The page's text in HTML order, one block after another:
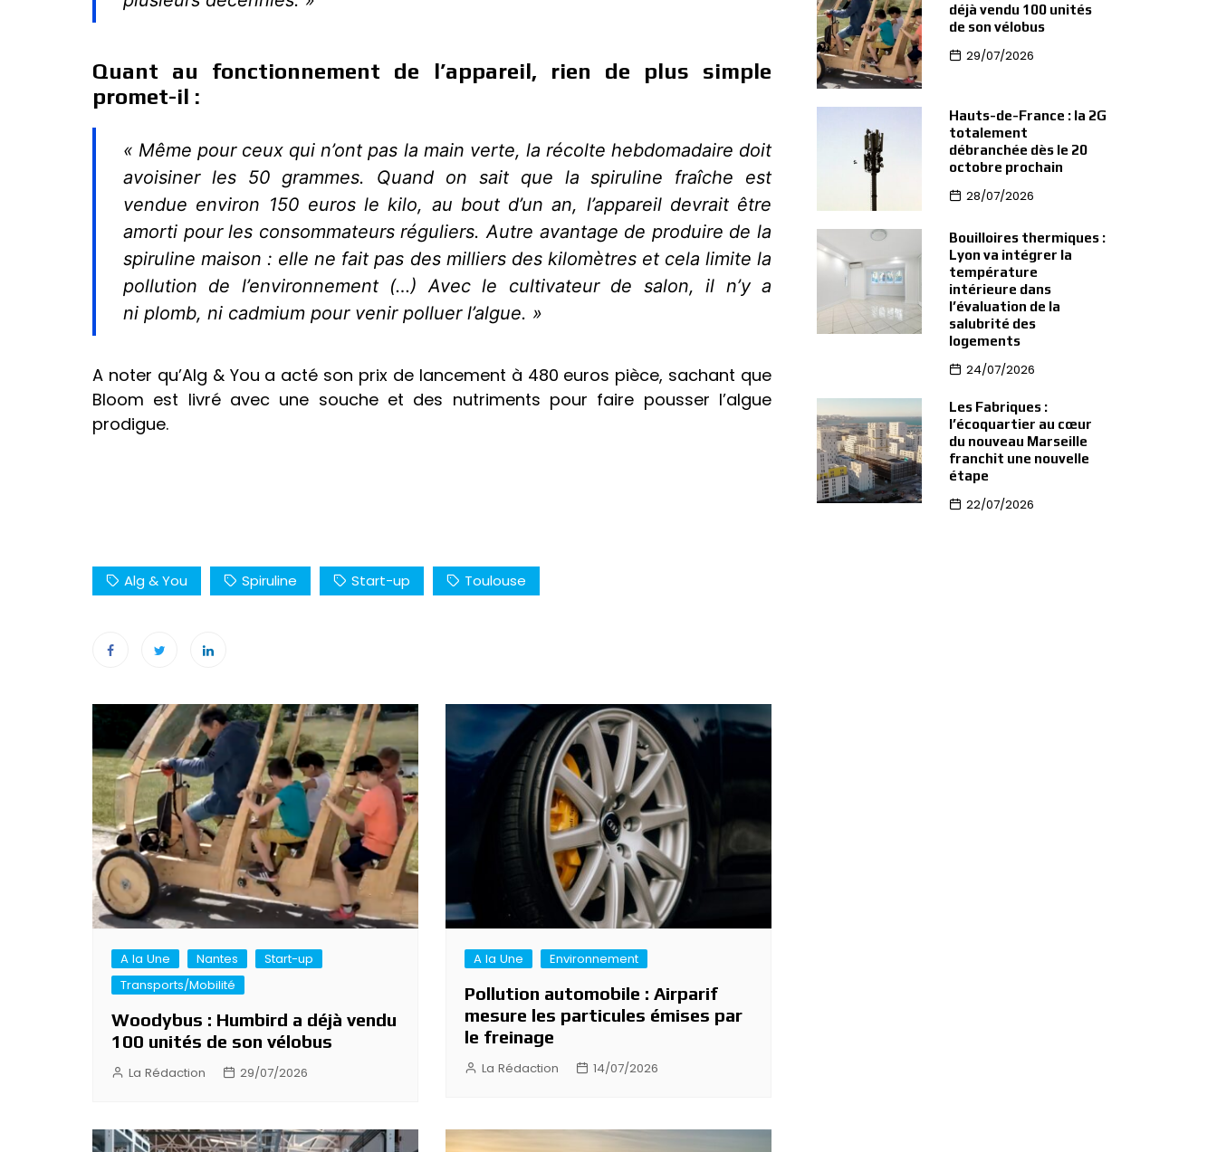
Quant au fonctionnement de l’appareil, rien de plus simple
promet-il :
« Même pour ceux qui n’ont pas la main verte, la récolte hebdomadaire doit
avoisiner les 50 grammes. Quand on sait que la spiruline fraîche est
vendue environ 150 euros le kilo, au bout d’un an, l’appareil devrait être
amorti pour les consommateurs réguliers. Autre avantage de produire de la
spiruline maison : elle ne fait pas des milliers des kilomètres et cela limite la
pollution de l’environnement (…) Avec le cultivateur de salon, il n’y a
ni plomb, ni cadmium pour venir polluer l’algue. »
A noter qu’Alg & You a acté son prix de lancement à 480 euros pièce, sachant que
Bloom est livré avec une souche et des nutriments pour faire pousser l’algue
prodigue.
Alg & You Spiruline Start-up Toulouse
Navigation
de
l’article
A la Une Nantes
Start-up
Transports/Mobilité
Woodybus : Humbird a déjà vendu
100 unités de son vélobus
La Rédaction 29/07/2026
A la Une Environnement
Pollution automobile : Airparif
mesure les particules émises par
le freinage
La Rédaction 14/07/2026
déjà vendu 100 unités
de son vélobus
29/07/2026
Hauts-de-France : la 2G
totalement
débranchée dès le 20
octobre prochain
28/07/2026
Bouilloires thermiques :
Lyon va intégrer la
température
intérieure dans
l’évaluation de la
salubrité des
logements
24/07/2026
Les Fabriques :
l’écoquartier au cœur
du nouveau Marseille
franchit une nouvelle
étape
22/07/2026